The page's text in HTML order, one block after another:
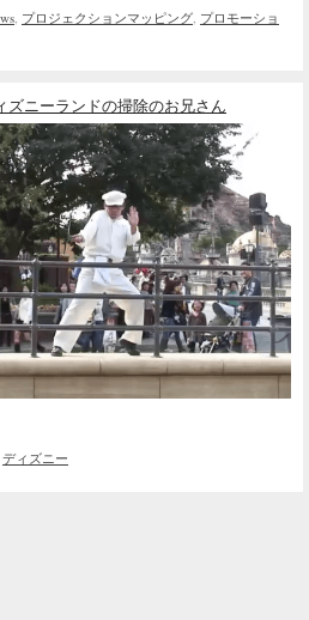
プロジェクションマッピング プロモーショ
ニーランドの掃除のお兄さん
ディズニー